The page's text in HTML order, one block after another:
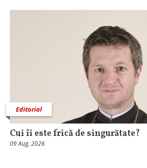
Editorial
Cui îi este frică de singurătate?
09 Aug, 2026